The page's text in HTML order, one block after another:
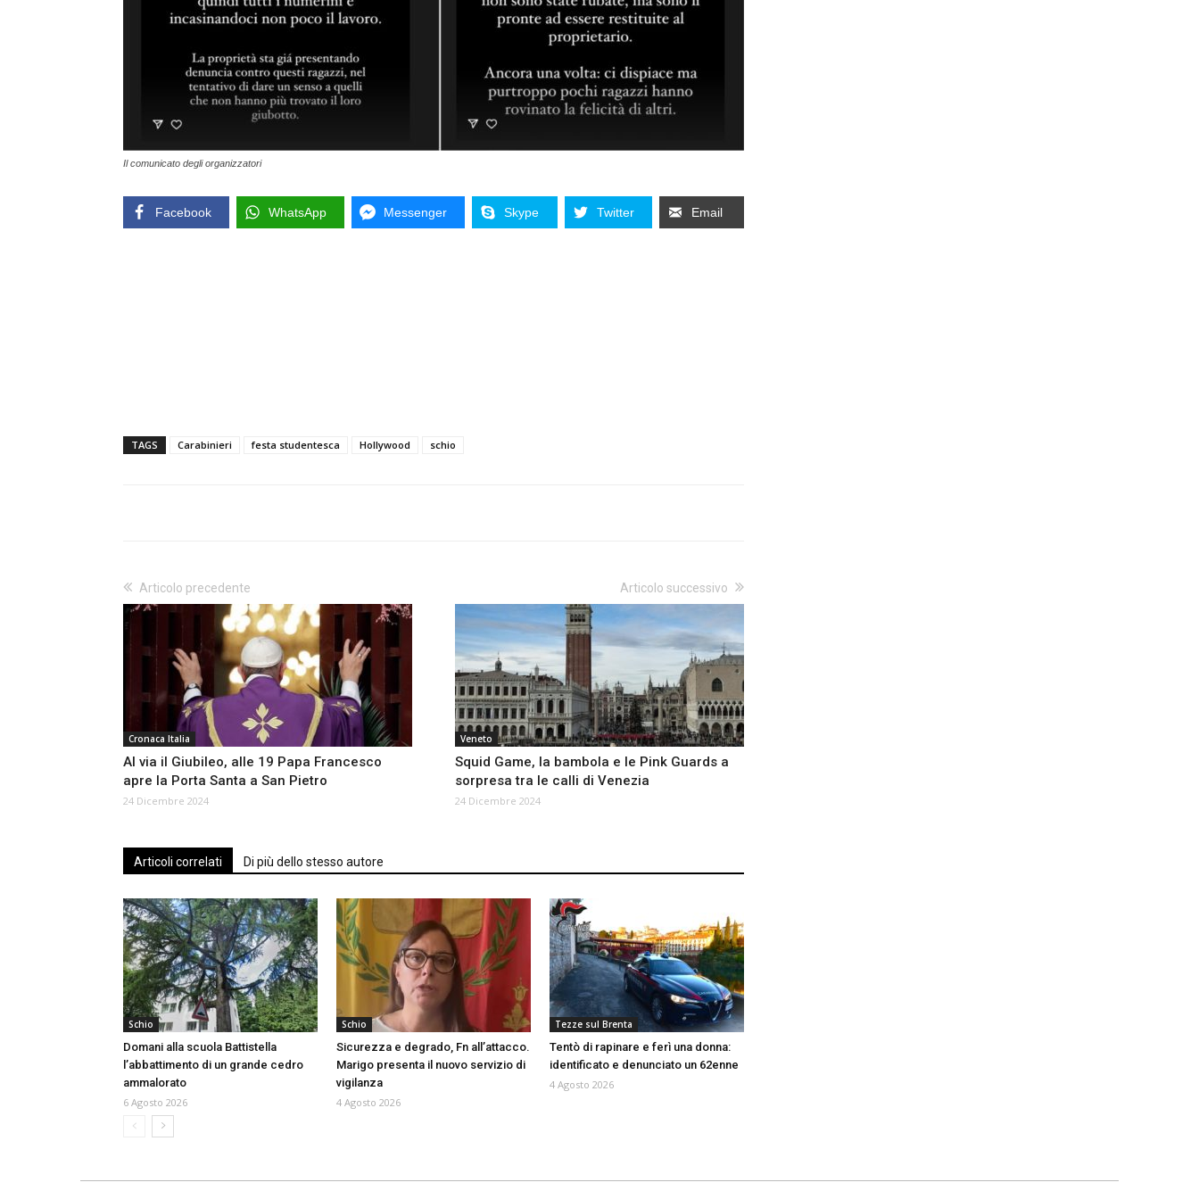
Il comunicato degli organizzatori
Facebook WhatsApp Messenger Skype Twitter Email
TAGS Carabinieri festa studentesca Hollywood schio
Articolo precedente
Cronaca Italia
Al via il Giubileo, alle 19 Papa Francesco
apre la Porta Santa a San Pietro
24 Dicembre 2024
Articolo successivo
Veneto
Squid Game, la bambola e le Pink Guards a
sorpresa tra le calli di Venezia
24 Dicembre 2024
Articoli correlati Di più dello stesso autore
Schio
Domani alla scuola Battistella
l’abbattimento di un grande cedro
ammalorato
6 Agosto 2026
Schio
Sicurezza e degrado, Fn all’attacco.
Marigo presenta il nuovo servizio di
vigilanza
4 Agosto 2026
Tezze sul Brenta
Tentò di rapinare e ferì una donna:
identificato e denunciato un 62enne
4 Agosto 2026